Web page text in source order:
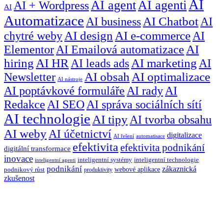
AI AI + WordpressAI agentAI agentiAI
AutomatizaceAI businessAI ChatbotAI
chytré webyAI designAI e-commerceAI
ElementorAI Emailová automatizaceAI
hiringAI HRAI leads adsAI marketingAI
Newsletter AI nástroje AI obsahAI optimalizace
AI poptávkové formulářeAI radyAI
RedakceAI SEOAI správa sociálních sítí
AI technologieAI tipyAI tvorba obsahu
AI webyAI účetnictví AI řešení automatisace digitalizace
digitální transformace efektivitaefektivita podnikání
inovace inteligentní agenti inteligentní systémy inteligentní technologie
podnikový růst podnikání produktivity webové aplikace zákaznická
zkušenost